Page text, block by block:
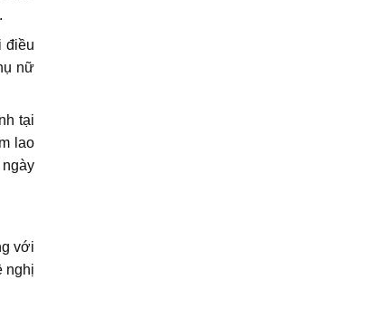
điều
nữ
tại
lao
với
nghị